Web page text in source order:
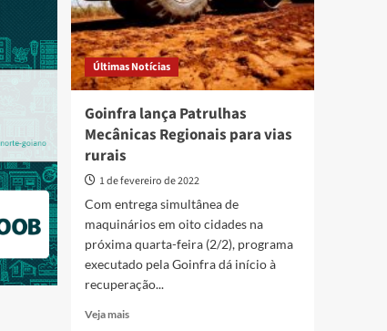
Últimas Notícias
Goinfra lança Patrulhas
Mecânicas Regionais para vias
rurais
1 de fevereiro de 2022
Com entrega simultânea de
maquinários em oito cidades na
próxima quarta-feira (2/2), programa
executado pela Goinfra dá início à
recuperação...
Veja maisRead